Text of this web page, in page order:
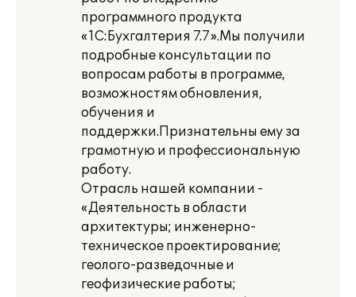
программного продукта
«1С:Бухгалтерия 7.7».Мы получили
подробные консультации по
вопросам работы в программе,
возможностям обновления,
обучения и
поддержки.Признательны ему за
грамотную и профессиональную
работу.
Отрасль нашей компании -
«Деятельность в области
архитектуры; инженерно-
техническое проектирование;
геолого-разведочные и
геофизические работы;